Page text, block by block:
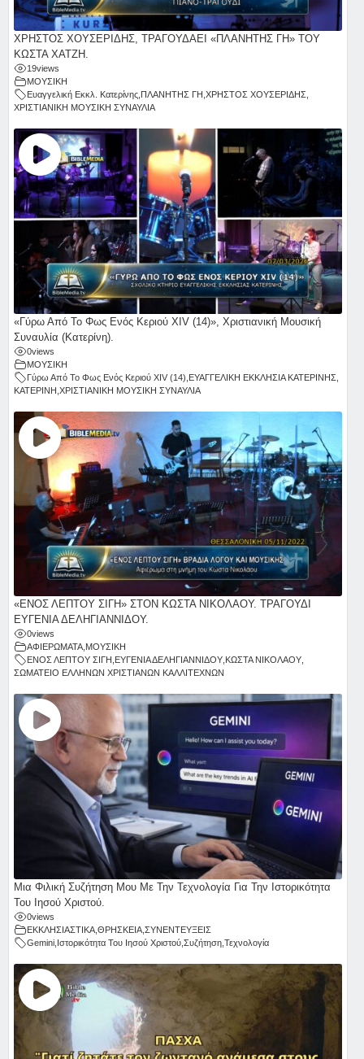
ΧΡΗΣΤΟΣ ΧΟΥΣΕΡΙΔΗΣ, ΤΡΑΓΟΥΔΑΕΙ «ΠΛΑΝΗΤΗΣ ΓΗ» ΤΟΥ
ΚΩΣΤΑ ΧΑΤΖΗ.
19views
ΜΟΥΣΙΚΗ
Ευαγγελική Εκκλ. Κατερίνης, ΠΛΑΝΗΤΗΣ ΓΗ ,ΧΡΗΣΤΟΣ ΧΟΥΣΕΡΙΔΗΣ,
ΧΡΙΣΤΙΑΝΙΚΗ ΜΟΥΣΙΚΗ ΣΥΝΑΥΛΙΑ
«Γύρω Από Το Φως Ενός Κεριού ΧΙV (14)», Χριστιανική Μουσική
Συναυλία (Κατερίνη).
0views
ΜΟΥΣΙΚΗ
Γύρω Από Το Φως Ενός Κεριού ΧΙV (14) ΕΥΑΓΓΕΛΙΚΗ ΕΚΚΛΗΣΙΑ ΚΑΤΕΡΙΝΗΣ
ΚΑΤΕΡΙΝΗ ΧΡΙΣΤΙΑΝΙΚΗ ΜΟΥΣΙΚΗ ΣΥΝΑΥΛΙΑ
«ΕΝΟΣ ΛΕΠΤΟΥ ΣΙΓΗ» ΣΤΟΝ ΚΩΣΤΑ ΝΙΚΟΛΑΟΥ. ΤΡΑΓΟΥΔΙ
ΕΥΓΕΝΙΑ ΔΕΛΗΓΙΑΝΝΙΔΟΥ.
0views
ΑΦΙΕΡΩΜΑΤΑ,ΜΟΥΣΙΚΗ
ΕΝΟΣ ΛΕΠΤΟΥ ΣΙΓΗ , ΕΥΓΕΝΙΑ ΔΕΛΗΓΙΑΝΝΙΔΟΥ, ΚΩΣΤΑ ΝΙΚΟΛΑΟΥ,
ΣΩΜΑΤΕΙΟ ΕΛΛΗΝΩΝ ΧΡΙΣΤΙΑΝΩΝ ΚΑΛΛΙΤΕΧΝΩΝ
Μια Φιλική Συζήτηση Μου Με Την Τεχνολογία Για Την Ιστορικότητα
Του Ιησού Χριστού.
0views
ΕΚΚΛΗΣΙΑΣΤΙΚΑ ΘΡΗΣΚΕΙΑ ΣΥΝΕΝΤΕΥΞΕΙΣ
Gemini Ιστορικότητα Του Ιησού Χριστού Συζήτηση Τεχνολογία